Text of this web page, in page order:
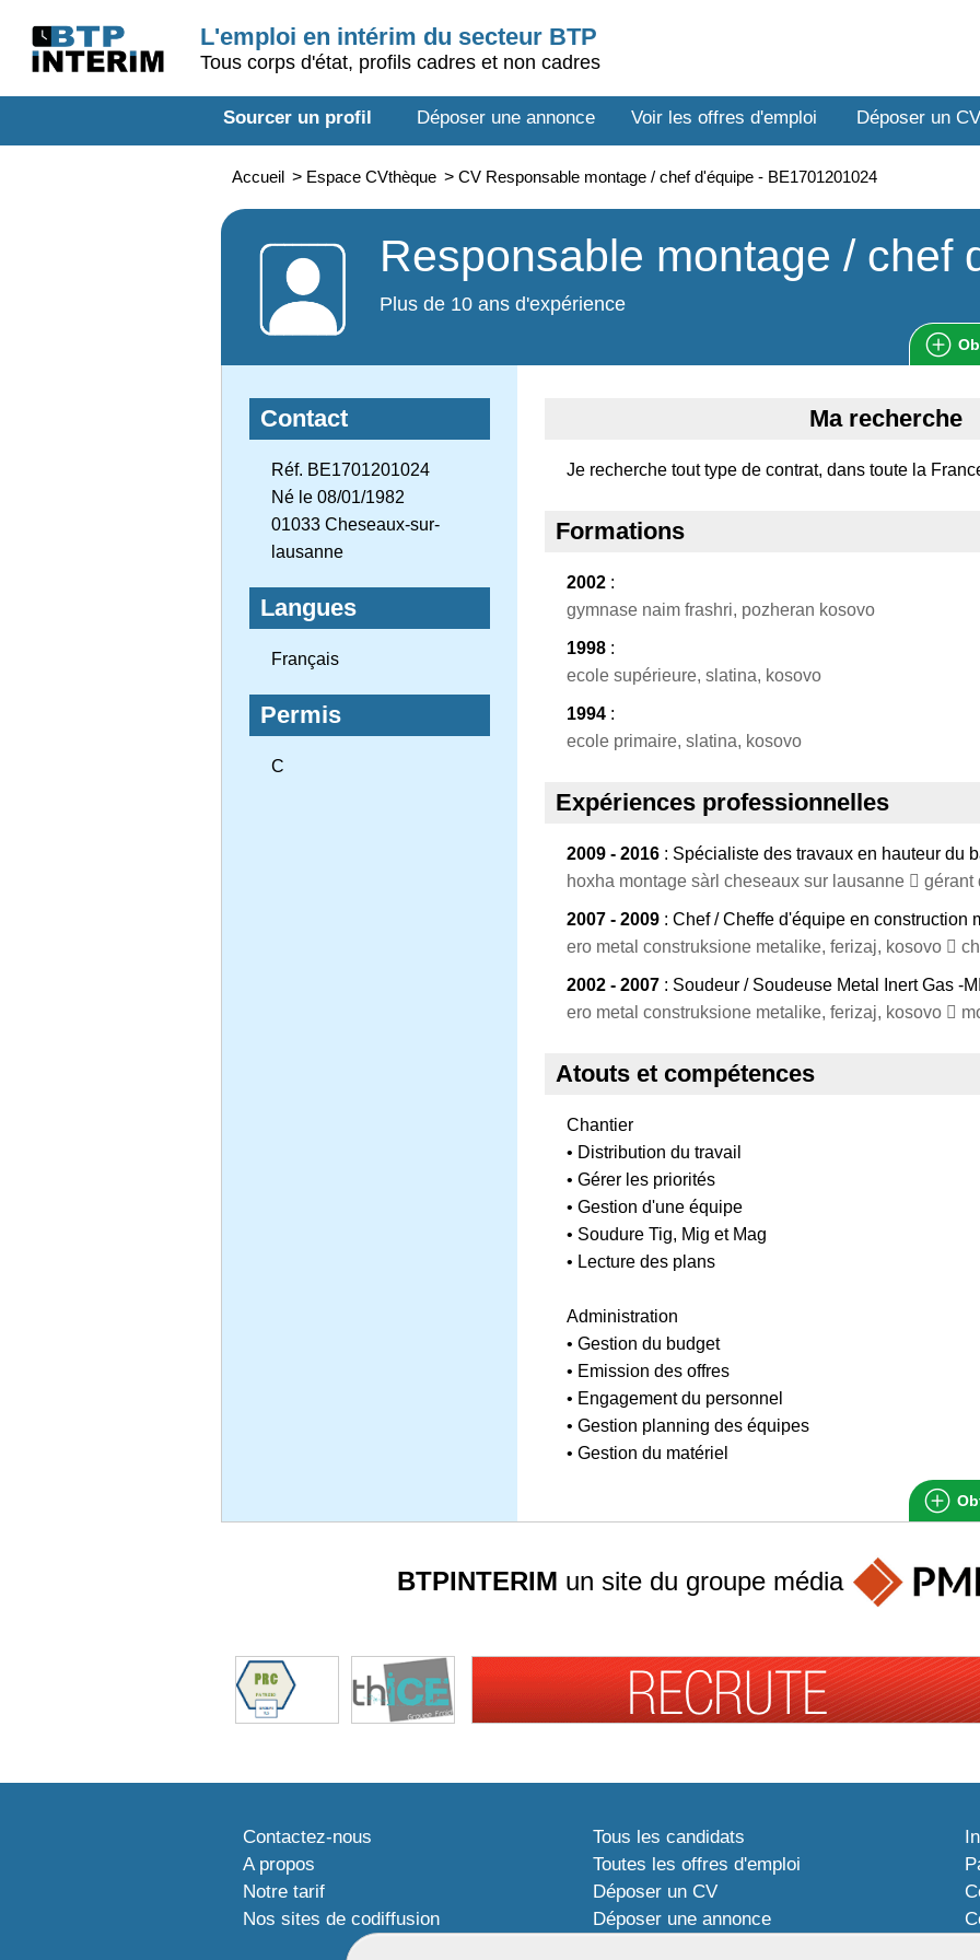
L'emploi en intérim du secteur BTP
Tous corps d'état, profils cadres et non cadres
Sourcer un profil Déposer une annonce Voir les offres d'emploi Déposer un CV
Accueil > Espace CVthèque > CV Responsable montage / chef d'équipe - BE1701201024
Responsable montage / chef
Plus de 10 ans d'expérience
Contact
Réf. BE1701201024
Né le 08/01/1982
01033 Cheseaux-sur-
lausanne
Langues
Français
Permis
C
Ma recherche
Je recherche tout type de contrat, dans toute la
Formations
2002 :
gymnase naim frashri, pozheran kosovo
1998 :
ecole supérieure, slatina, kosovo
1994 :
ecole primaire, slatina, kosovo
Expériences professionnelles
2009 - 2016 : Spécialiste des travaux en hauteur du
hoxha montage sàrl cheseaux sur lausanne  gérant
2007 - 2009 : Chef / Cheffe d'équipe en construction
ero metal construksione metalike, ferizaj, kosovo 
2002 - 2007 : Soudeur / Soudeuse Metal Inert Gas -
ero metal construksione metalike, ferizaj, kosovo 
Atouts et compétences
Chantier
• Distribution du travail
• Gérer les priorités
• Gestion d'une équipe
• Soudure Tig, Mig et Mag
• Lecture des plans
Administration
• Gestion du budget
• Emission des offres
• Engagement du personnel
• Gestion planning des équipes
• Gestion du matériel
BTPINTERIM un site du groupe média
Contactez-nous
A propos
Notre tarif
Nos sites de codiffusion
Tous les candidats
Toutes les offres d'emploi
Déposer un CV
Déposer une annonce